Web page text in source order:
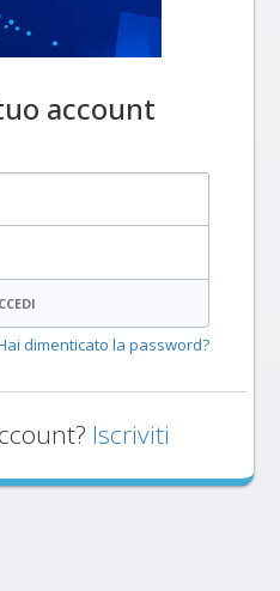
account
dimenticato la password?
Iscriviti